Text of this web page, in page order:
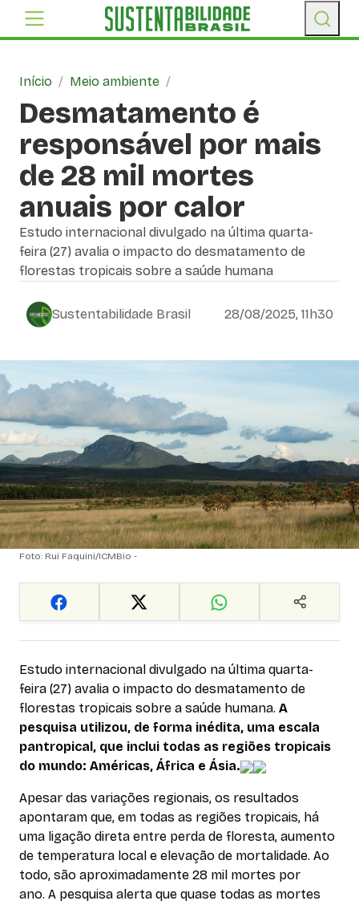
Início / Meio ambiente /
Desmatamento é
responsável por mais
de 28 mil mortes
anuais por calor
Estudo internacional divulgado na última quarta-
feira (27) avalia o impacto do desmatamento de
florestas tropicais sobre a saúde humana
Sustentabilidade Brasil 28/08/2025, 11h30
Foto: Rui Faquini/ICMBio -
Estudo internacional divulgado na última quarta-
feira (27) avalia o impacto do desmatamento de
florestas tropicais sobre a saúde humana. A
pesquisa utilizou, de forma inédita, uma escala
pantropical, que inclui todas as regiões tropicais
do mundo: Américas, África e Ásia.
Apesar das variações regionais, os resultados
apontaram que, em todas as regiões tropicais, há
uma ligação direta entre perda de floresta, aumento
de temperatura local e elevação de mortalidade. Ao
todo, são aproximadamente 28 mil mortes por
ano. A pesquisa alerta que quase todas as mortes